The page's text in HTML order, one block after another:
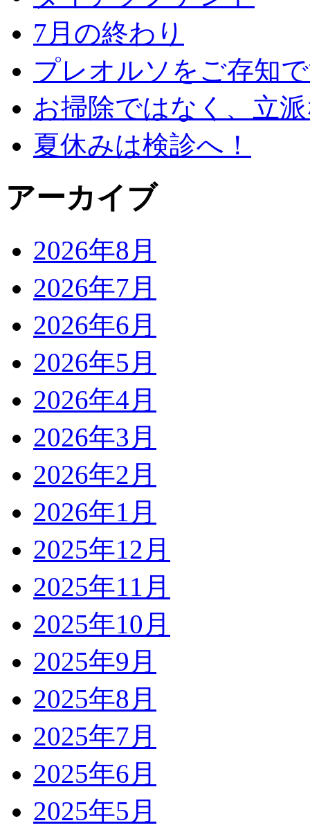
7月の終わり
プレオルソをご存知
お掃除ではなく、立
夏休みは検診へ！
アーカイブ
2026年8月
2026年7月
2026年6月
2026年5月
2026年4月
2026年3月
2026年2月
2026年1月
2025年12月
2025年11月
2025年10月
2025年9月
2025年8月
2025年7月
2025年6月
2025年5月